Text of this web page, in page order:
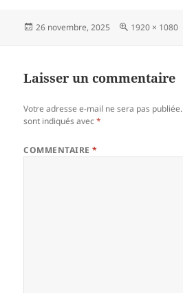
Publié
26 novembre, 2025
Taille
1920 × 1080
Laisser un commentaire
Votre adresse e-mail ne sera pas publiée.
sont indiqués avec*
COMMENTAIRE*